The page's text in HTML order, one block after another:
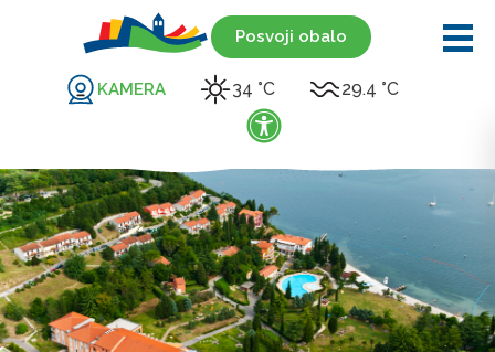
Posvoji obalo
KAMERA 34 °C 29.4 °C